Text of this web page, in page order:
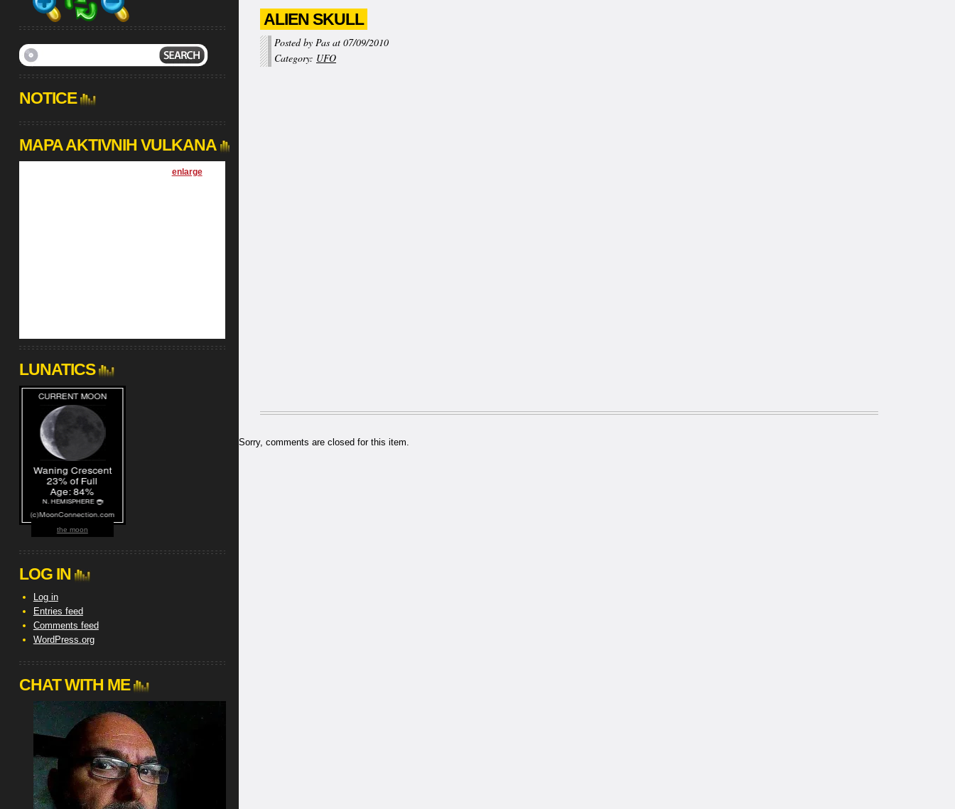
ALIEN SKULL
Posted by Pas at 07/09/2010
Category: UFO
Sorry, comments are closed for this item.
NOTICE
MAPA AKTIVNIH VULKANA
enlarge]
LUNATICS
the moon
LOG IN
Log in
Entries feed
Comments feed
WordPress.org
CHAT WITH ME